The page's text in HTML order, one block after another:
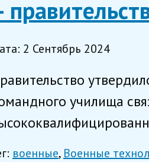
2 Сентябрь 2024
училища
военные Военные